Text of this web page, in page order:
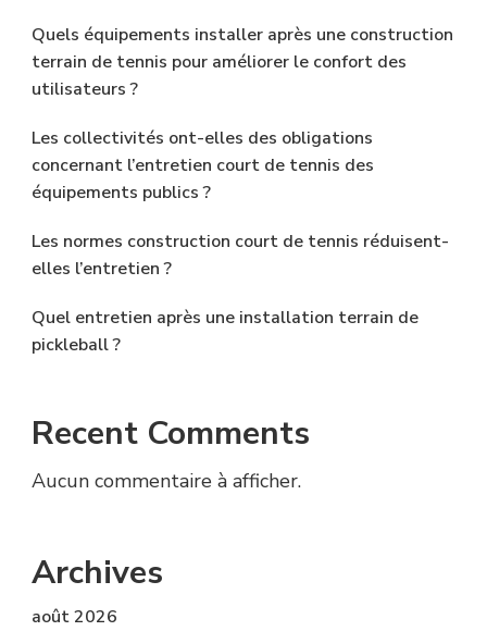
Quels équipements installer après une construction
terrain de tennis pour améliorer le confort des
utilisateurs ?
Les collectivités ont-elles des obligations
concernant l’entretien court de tennis des
équipements publics ?
Les normes construction court de tennis réduisent-
elles l’entretien ?
Quel entretien après une installation terrain de
pickleball ?
Recent Comments
Aucun commentaire à afficher.
Archives
août 2026